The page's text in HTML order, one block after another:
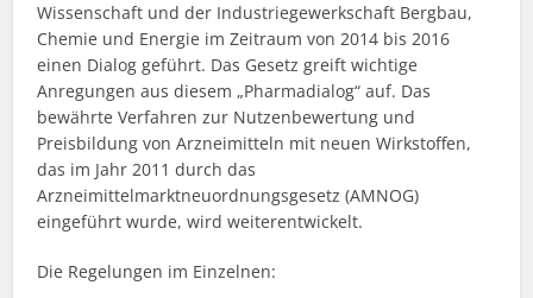
Wissenschaft und der Industriegewerkschaft Bergbau,
Chemie und Energie im Zeitraum von 2014 bis 2016
einen Dialog geführt. Das Gesetz greift wichtige
Anregungen aus diesem „Pharmadialog“ auf. Das
bewährte Verfahren zur Nutzenbewertung und
Preisbildung von Arzneimitteln mit neuen Wirkstoffen,
das im Jahr 2011 durch das
Arzneimittelmarktneuordnungsgesetz (AMNOG)
eingeführt wurde, wird weiterentwickelt.
Die Regelungen im Einzelnen: